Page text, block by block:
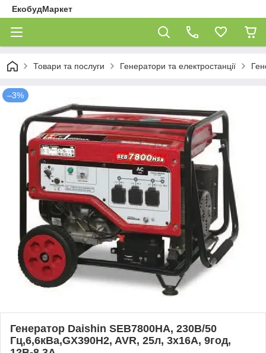
ЕкобудМаркет
Товари та послуги Генератори та електростанції
–3%
Генератор Daishin SEB7800HA, 230В/50
Гц,6,6кВа,GX390H2, AVR, 25л, 3х16А, 9год,